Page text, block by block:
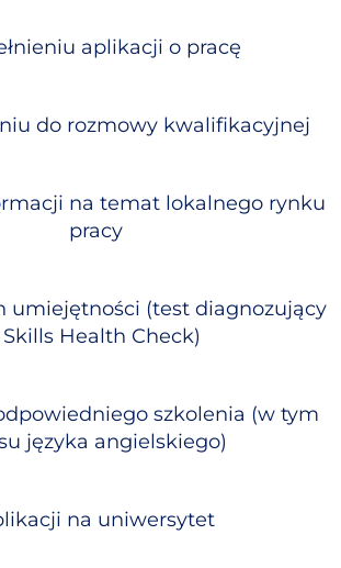
aplikacji o pracę
do rozmowy kwalifikacyjnej
na temat lokalnego rynku
pracy
umiejętności (test diagnozujący
Skills Health Check)
szkolenia (w tym
języka angielskiego)
na uniwersytet